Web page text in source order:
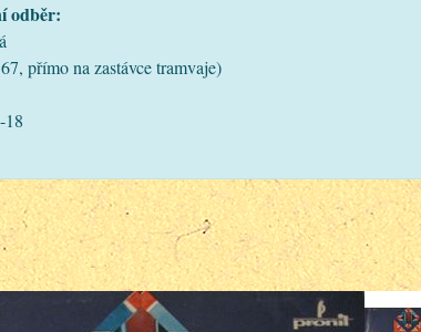
odběr:
přímo na zastávce tramvaje)
18